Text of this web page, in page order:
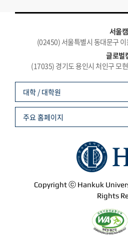
서울
(02450) 서울특별시 동대문구
글로벌
(17035) 경기도 용인시 처인구 모
Copyright ⓒ Hankuk
Rights
대학 / 대학원
주요 홈페이지